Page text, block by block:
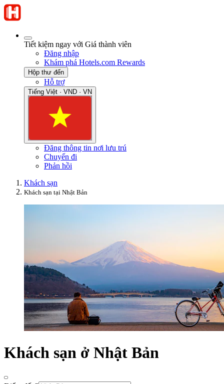
Tiết kiệm ngay với Giá thành viên
Đăng nhập
Khám phá Hotels.com Rewards
Hộp thư đến
Hỗ trợ
Tiếng Việt · VND · VN
Đăng thông tin nơi lưu trú
Chuyến đi
Phản hồi
Khách sạn
Khách sạn tại Nhật Bản
Khách sạn ở Nhật Bản